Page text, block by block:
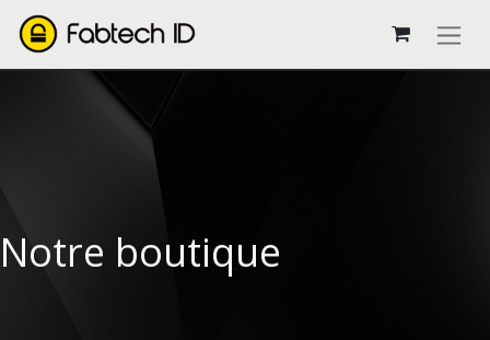
Notre boutique